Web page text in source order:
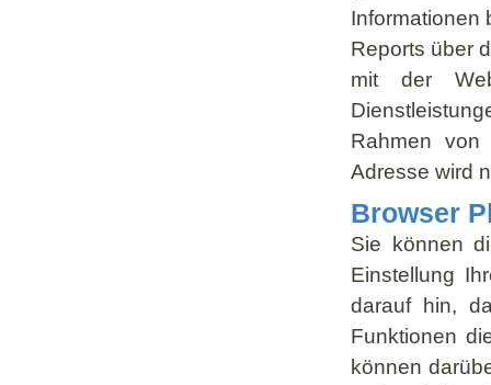
Informationen
Reports über
mit der
Rahmen von
Adresse wird
Browser
Sie können
Einstellung
darauf hin,
Funktionen
können